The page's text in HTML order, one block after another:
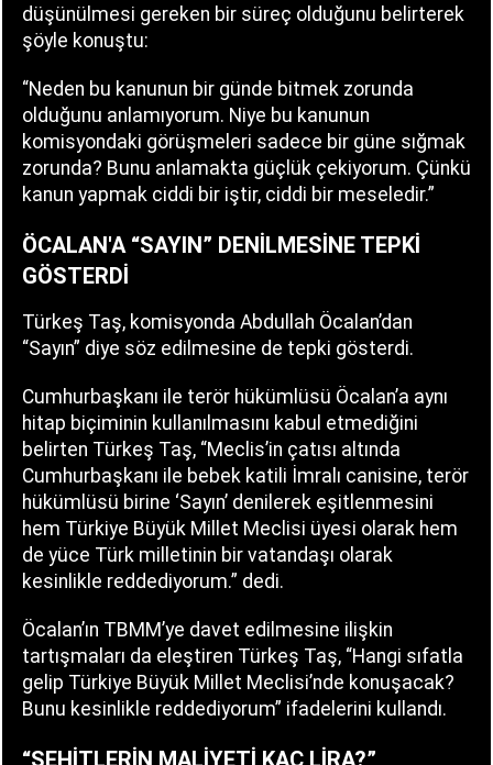
düşünülmesi gereken bir süreç olduğunu belirterek
şöyle konuştu:
“Neden bu kanunun bir günde bitmek zorunda
olduğunu anlamıyorum. Niye bu kanunun
komisyondaki görüşmeleri sadece bir güne sığmak
zorunda? Bunu anlamakta güçlük çekiyorum. Çünkü
kanun yapmak ciddi bir iştir, ciddi bir meseledir.”
ÖCALAN'A “SAYIN” DENİLMESİNE TEPKİ
GÖSTERDİ
Türkeş Taş, komisyonda Abdullah Öcalan’dan
“Sayın” diye söz edilmesine de tepki gösterdi.
Cumhurbaşkanı ile terör hükümlüsü Öcalan’a aynı
hitap biçiminin kullanılmasını kabul etmediğini
belirten Türkeş Taş, “Meclis’in çatısı altında
Cumhurbaşkanı ile bebek katili İmralı canisine, terör
hükümlüsü birine ‘Sayın’ denilerek eşitlenmesini
hem Türkiye Büyük Millet Meclisi üyesi olarak hem
de yüce Türk milletinin bir vatandaşı olarak
kesinlikle reddediyorum.” dedi.
Öcalan’ın TBMM’ye davet edilmesine ilişkin
tartışmaları da eleştiren Türkeş Taş, “Hangi sıfatla
gelip Türkiye Büyük Millet Meclisi’nde konuşacak?
Bunu kesinlikle reddediyorum” ifadelerini kullandı.
“ŞEHİTLERİN MALİYETİ KAÇ LİRA?”